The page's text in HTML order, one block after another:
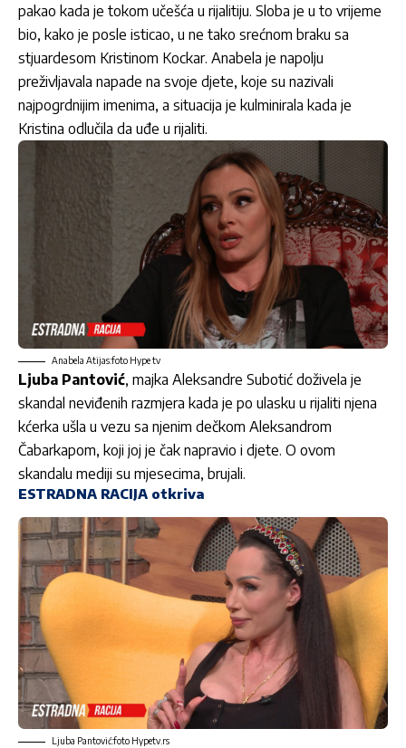
pakao kada je tokom učešća u rijalitiju. Sloba je u to vrijeme
bio, kako je posle isticao, u ne tako srećnom braku sa
stjuardesom Kristinom Kockar. Anabela je napolju
preživljavala napade na svoje djete, koje su nazivali
najpogrdnijim imenima, a situacija je kulminirala kada je
Kristina odlučila da uđe u rijaliti.
Anabela Atijas:foto Hype tv
Ljuba Pantović, majka Aleksandre Subotić doživela je
skandal neviđenih razmjera kada je po ulasku u rijaliti njena
kćerka ušla u vezu sa njenim dečkom Aleksandrom
Čabarkapom, koji joj je čak napravio i djete. O ovom
skandalu mediji su mjesecima, brujali.
ESTRADNA RACIJA otkriva
Ljuba Pantović:foto Hypetv.rs